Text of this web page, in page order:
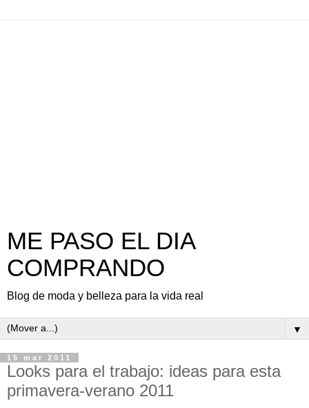
ME PASO EL DIA
COMPRANDO
Blog de moda y belleza para la vida real
▼
15 mar 2011
Looks para el trabajo: ideas para esta
primavera-verano 2011